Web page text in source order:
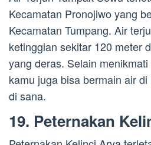
Kecamatan Pronojiwo yang
Kecamatan Tumpang. Air
ketinggian sekitar 120 meter
yang deras. Selain
kamu juga bisa bermain air
di sana.
19. Peternakan